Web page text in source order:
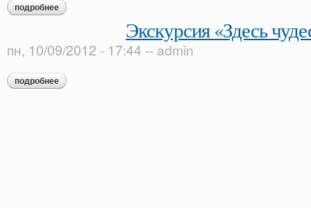
подробнее о экскурсия-квест «путешествовать с пользой и толком»
Экскурсия «Здесь
пн, 10/09/2012 - 17:44 -- admin
подробнее о экскурсия «здесь чудеса!»